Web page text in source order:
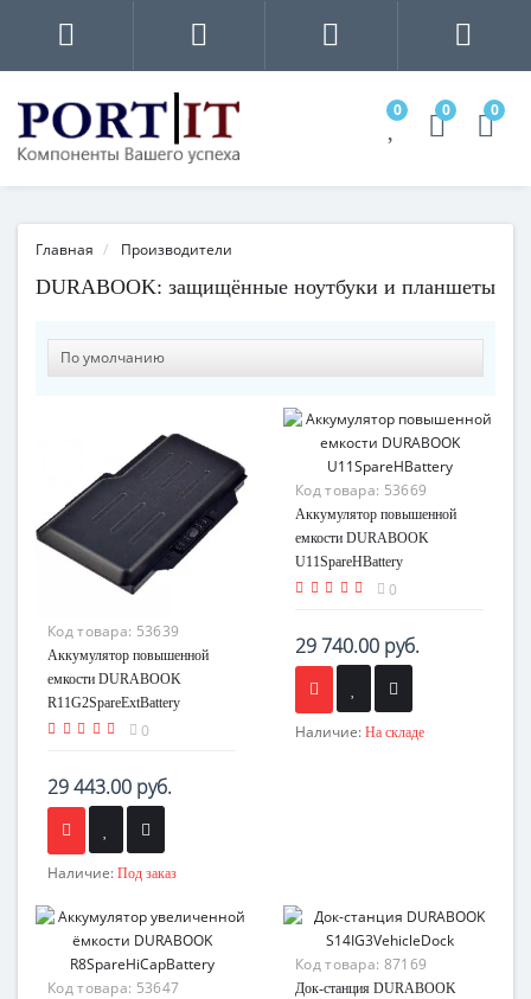
0 0 0
Главная Производители
DURABOOK: защищённые ноутбуки и планшеты
Код товара: 53639
Аккумулятор повышенной
емкости DURABOOK
R11G2SpareExtBattery
0
29 443.00 руб.
Наличие: Под заказ
Код товара: 53669
Аккумулятор повышенной
емкости DURABOOK
U11SpareHBattery
0
29 740.00 руб.
Наличие: На складе
Код товара: 53647
Код товара: 87169
Док-станция DURABOOK